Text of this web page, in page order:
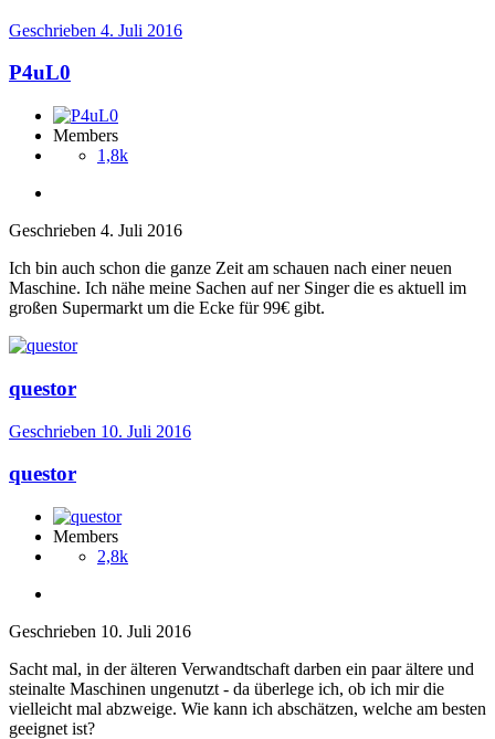
Geschrieben 4. Juli 2016
P4uL0
Members
1,8k
Geschrieben 4. Juli 2016
Ich bin auch schon die ganze Zeit am schauen nach einer neuen
Maschine. Ich nähe meine Sachen auf ner Singer die es aktuell im
großen Supermarkt um die Ecke für 99€ gibt.
questor
Geschrieben 10. Juli 2016
questor
Members
2,8k
Geschrieben 10. Juli 2016
Sacht mal, in der älteren Verwandtschaft darben ein paar ältere und
steinalte Maschinen ungenutzt - da überlege ich, ob ich mir die
vielleicht mal abzweige. Wie kann ich abschätzen, welche am besten
geeignet ist?